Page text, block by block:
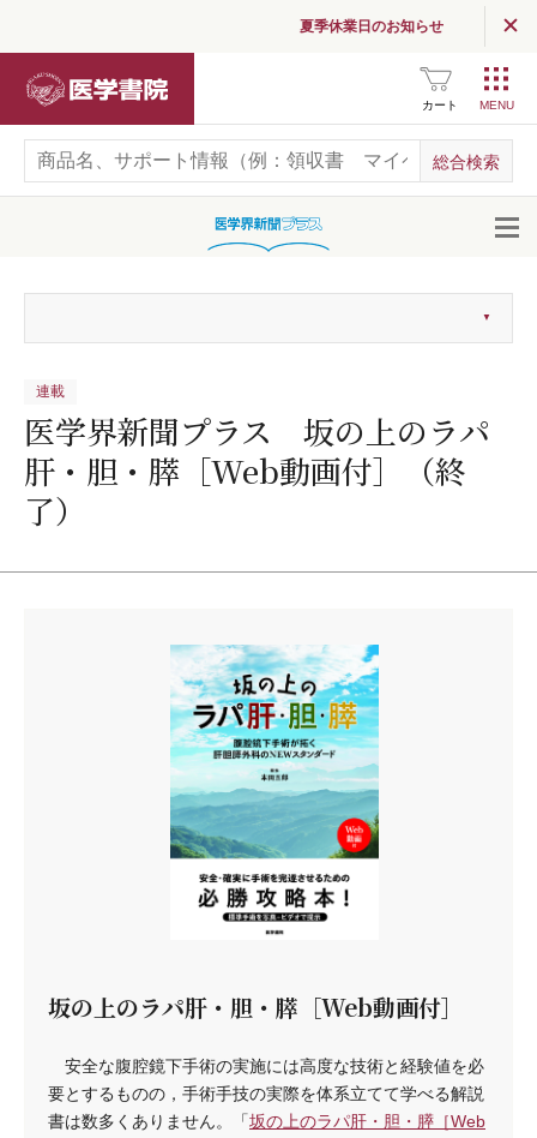
夏季休業日のお知らせ
カート
連載
医学界新聞プラス 坂の上のラパ
肝・胆・膵［Web動画付］（終
了）
坂の上のラパ肝・胆・膵［Web動画付］
安全な腹腔鏡下手術の実施には高度な技術と経験値を必
要とするものの，手術手技の実際を体系立てて学べる解説
書は数多くありません。「坂の上のラパ肝・胆・膵［Web